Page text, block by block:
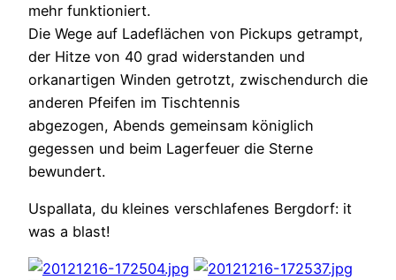
mehr funktioniert.
Die Wege auf Ladeflächen von Pickups getrampt,
der Hitze von 40 grad widerstanden und
orkanartigen Winden getrotzt, zwischendurch die
anderen Pfeifen im Tischtennis
abgezogen, Abends gemeinsam königlich
gegessen und beim Lagerfeuer die Sterne
bewundert.
Uspallata, du kleines verschlafenes Bergdorf: it
was a blast!